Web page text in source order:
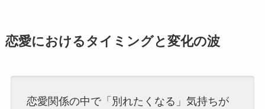
恋愛におけるタイミングと変化の波
恋愛関係の中で「別れたくなる」気持ちが